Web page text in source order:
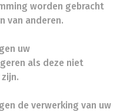
worden gebracht
van anderen.
uw
als deze niet
de verwerking van uw